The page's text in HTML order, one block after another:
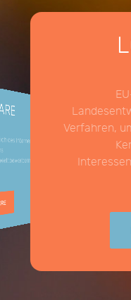
des internen
Verfahren,